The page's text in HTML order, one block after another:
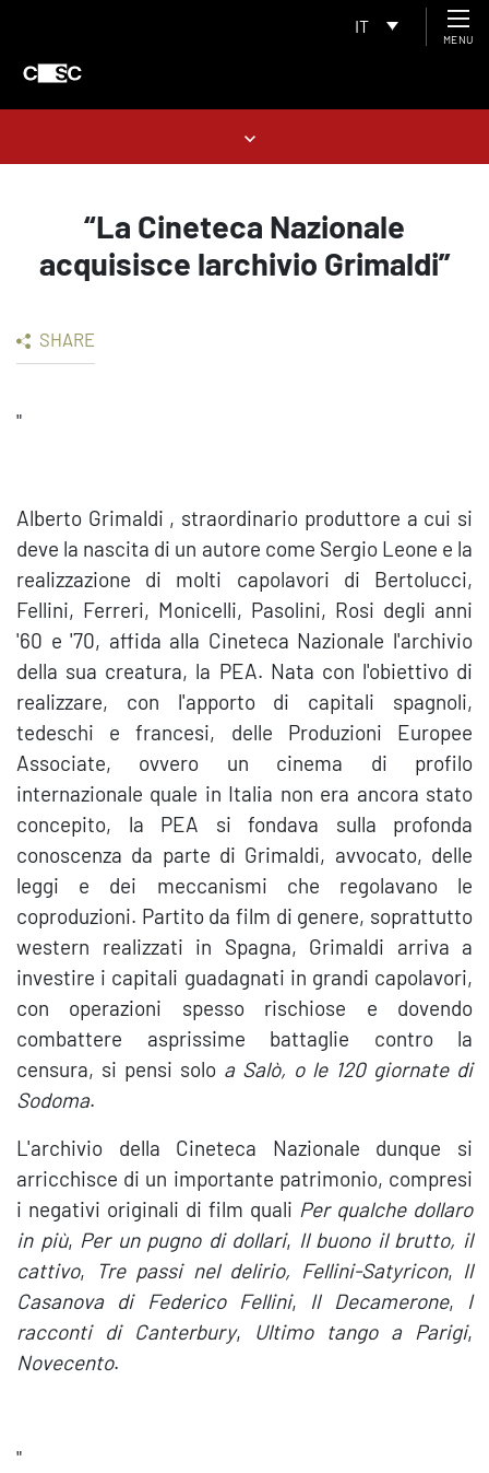
IT
MENU
“La Cineteca Nazionale
acquisisce larchivio Grimaldi”
SHARE
"
Alberto Grimaldi , straordinario produttore a cui si
deve la nascita di un autore come Sergio Leone e la
realizzazione di molti capolavori di Bertolucci,
Fellini, Ferreri, Monicelli, Pasolini, Rosi degli anni
'60 e '70, affida alla Cineteca Nazionale l'archivio
della sua creatura, la PEA. Nata con l'obiettivo di
realizzare, con l'apporto di capitali spagnoli,
tedeschi e francesi, delle Produzioni Europee
Associate, ovvero un cinema di profilo
internazionale quale in Italia non era ancora stato
concepito, la PEA si fondava sulla profonda
conoscenza da parte di Grimaldi, avvocato, delle
leggi e dei meccanismi che regolavano le
coproduzioni. Partito da film di genere, soprattutto
western realizzati in Spagna, Grimaldi arriva a
investire i capitali guadagnati in grandi capolavori,
con operazioni spesso rischiose e dovendo
combattere asprissime battaglie contro la
censura, si pensi solo a Salò, o le 120 giornate di
Sodoma.
L'archivio della Cineteca Nazionale dunque si
arricchisce di un importante patrimonio, compresi
i negativi originali di film quali Per qualche dollaro
in più, Per un pugno di dollari, Il buono il brutto, il
cattivo, Tre passi nel delirio, Fellini-Satyricon, Il
Casanova di Federico Fellini, Il Decamerone, I
racconti di Canterbury, Ultimo tango a Parigi,
Novecento.
"